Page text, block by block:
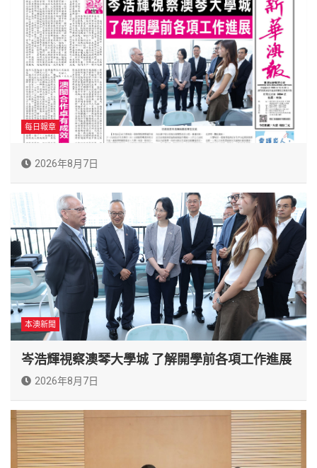
每日報章
2026年8月7日
本澳新聞
岑浩輝視察澳琴大學城 了解開學前各項工作進展
2026年8月7日